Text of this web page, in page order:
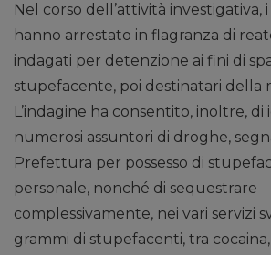
Nel corso dell’attività investigativa,
hanno arrestato in flagranza di
indagati per detenzione ai fini di
stupefacente, poi destinatari della
L’indagine ha consentito, inoltre,
numerosi assuntori di droghe,
Prefettura per possesso di
personale, nonché di sequestrare
complessivamente, nei vari servizi
grammi di stupefacenti, tra